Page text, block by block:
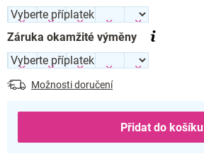
Záruka okamžité výměny
Možnosti doručení
Přidat do košíku